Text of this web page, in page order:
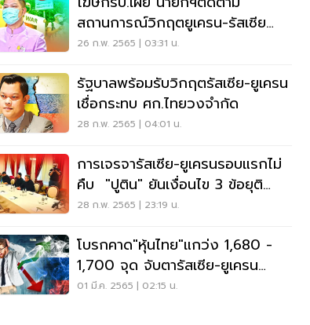
สถานการณ์วิกฤตยูเครน-รัสเซีย
และโควิด-19 ใกล้ชิด
26 ก.พ. 2565 | 03:31 น.
รัฐบาลพร้อมรับวิกฤตรัสเซีย-ยูเครน
เชื่อกระทบ ศก.ไทยวงจำกัด
28 ก.พ. 2565 | 04:01 น.
การเจรจารัสเซีย-ยูเครนรอบแรกไม่
คืบ "ปูติน" ยันเงื่อนไข 3 ข้อยุติ
ปัญหา
28 ก.พ. 2565 | 23:19 น.
โบรกคาด"หุ้นไทย"แกว่ง 1,680 -
1,700 จุด จับตารัสเซีย-ยูเครน
เจรจารอบใหม่
01 มี.ค. 2565 | 02:15 น.